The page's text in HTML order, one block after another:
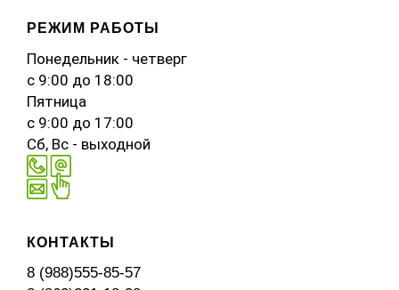
РЕЖИМ РАБОТЫ
Понедельник - четверг
c 9:00 до 18:00
Пятница
с 9:00 до 17:00
Сб, Вс - выходной
КОНТАКТЫ
8 (988)555-85-57